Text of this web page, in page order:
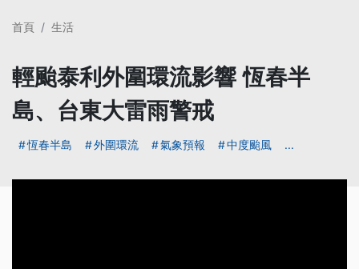
首頁 生活
輕颱泰利外圍環流影響 恆春半
島、台東大雷雨警戒
恆春半島 外圍環流 氣象預報 中度颱風 ...